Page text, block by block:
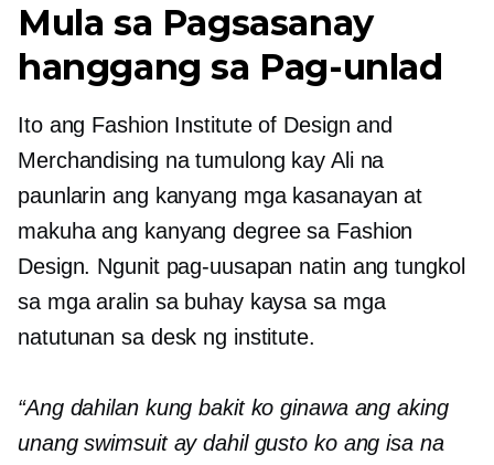
Mula sa Pagsasanay
hanggang sa Pag-unlad
Ito ang Fashion Institute of Design and
Merchandising na tumulong kay Ali na
paunlarin ang kanyang mga kasanayan at
makuha ang kanyang degree sa Fashion
Design. Ngunit pag-uusapan natin ang tungkol
sa mga aralin sa buhay kaysa sa mga
natutunan sa desk ng institute.
“Ang dahilan kung bakit ko ginawa ang aking
unang swimsuit ay dahil gusto ko ang isa na